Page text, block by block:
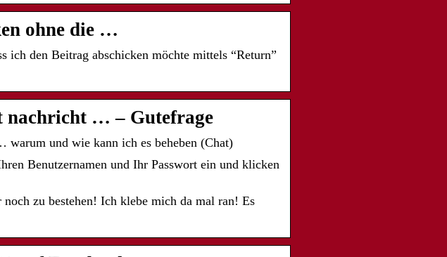
ohne die …
ich den Beitrag abschicken möchte mittels “Return”
nachricht … – Gutefrage
und wie kann ich es beheben (Chat)
Benutzernamen und Ihr Passwort ein und klicken
zu bestehen! Ich klebe mich da mal ran! Es